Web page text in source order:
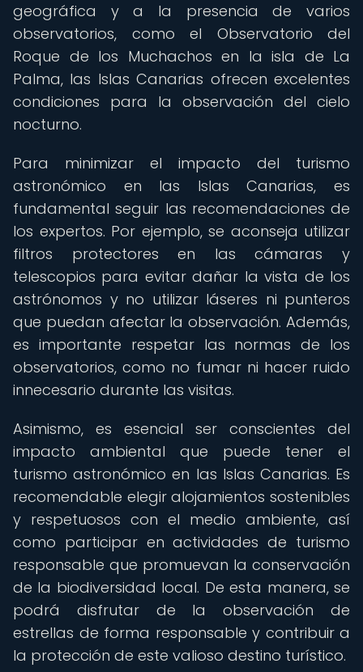
geográfica y a la presencia de varios
observatorios, como el Observatorio del
Roque de los Muchachos en la isla de La
Palma, las Islas Canarias ofrecen excelentes
condiciones para la observación del cielo
nocturno.
Para minimizar el impacto del turismo
astronómico en las Islas Canarias, es
fundamental seguir las recomendaciones de
los expertos. Por ejemplo, se aconseja utilizar
filtros protectores en las cámaras y
telescopios para evitar dañar la vista de los
astrónomos y no utilizar láseres ni punteros
que puedan afectar la observación. Además,
es importante respetar las normas de los
observatorios, como no fumar ni hacer ruido
innecesario durante las visitas.
Asimismo, es esencial ser conscientes del
impacto ambiental que puede tener el
turismo astronómico en las Islas Canarias. Es
recomendable elegir alojamientos sostenibles
y respetuosos con el medio ambiente, así
como participar en actividades de turismo
responsable que promuevan la conservación
de la biodiversidad local. De esta manera, se
podrá disfrutar de la observación de
estrellas de forma responsable y contribuir a
la protección de este valioso destino turístico.